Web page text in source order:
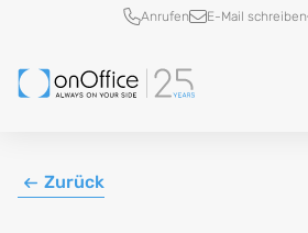
Schnellzugriff
Anrufen E-Mail schreiben
Zurück